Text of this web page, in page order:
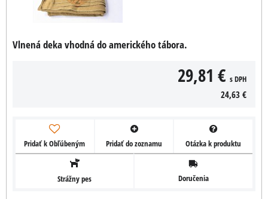
Vlnená deka vhodná do amerického tábora.
29,81 € s DPH
24,63 €
Pridať k Obľúbeným Pridať do zoznamu Otázka k produktu
Strážny pes Doručenia